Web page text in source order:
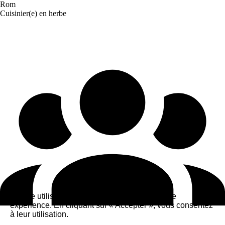
Rom
Cuisinier(e) en herbe
Ce site utilise des cookies pour améliorer votre
expérience. En cliquant sur « Accepter », vous consentez
à leur utilisation.